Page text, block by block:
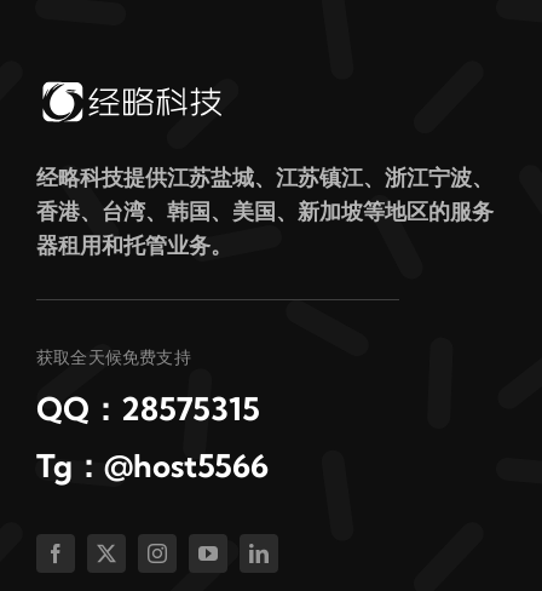
经略科技提供江苏盐城、江苏镇江、浙江宁波、
香港、台湾、韩国、美国、新加坡等地区的服务
器租用和托管业务。
获取全天候免费支持
QQ：28575315
Tg：@host5566